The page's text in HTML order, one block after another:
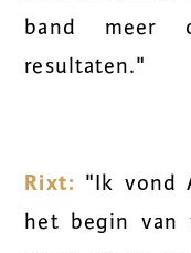
band meer
resultaten."
Rixt: "Ik vond
het begin van